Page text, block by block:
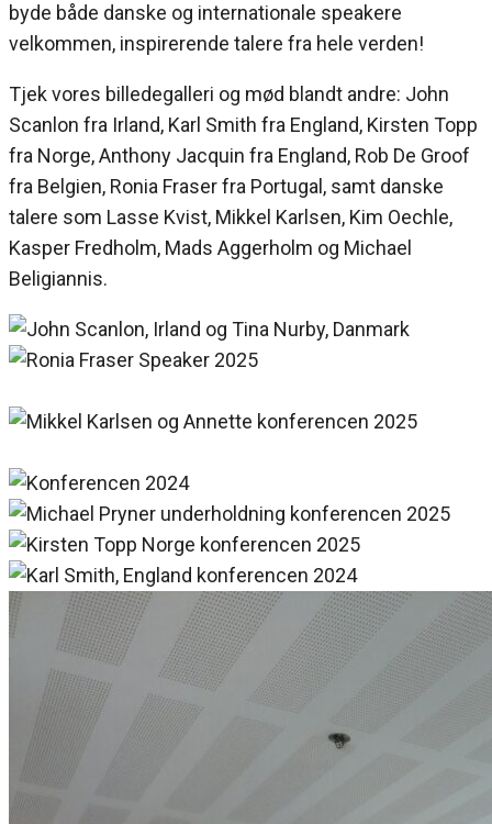
byde både danske og internationale speakere
velkommen, inspirerende talere fra hele verden!
Tjek vores billedegalleri og mød blandt andre: John
Scanlon fra Irland, Karl Smith fra England, Kirsten Topp
fra Norge, Anthony Jacquin fra England, Rob De Groof
fra Belgien, Ronia Fraser fra Portugal, samt danske
talere som Lasse Kvist, Mikkel Karlsen, Kim Oechle,
Kasper Fredholm, Mads Aggerholm og Michael
Beligiannis.